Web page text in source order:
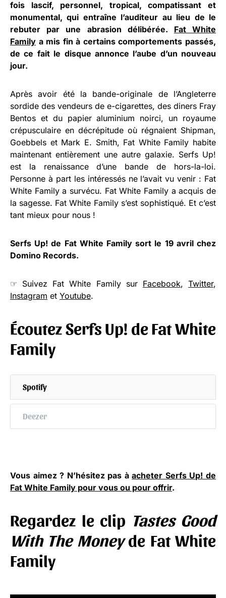
fois lascif, personnel, tropical, compatissant et
monumental, qui entraîne l’auditeur au lieu de le
rebuter par une abrasion délibérée. Fat White
Family a mis fin à certains comportements passés,
de ce fait le disque annonce l’aube d’un nouveau
jour.
Après avoir été la bande-originale de l’Angleterre
sordide des vendeurs de e-cigarettes, des diners Fray
Bentos et du papier aluminium noirci, un royaume
crépusculaire en décrépitude où régnaient Shipman,
Goebbels et Mark E. Smith, Fat White Family habite
maintenant entièrement une autre galaxie. Serfs Up!
est la renaissance d’une bande de hors-la-loi.
Personne à part les intéressés ne l’avait vu venir : Fat
White Family a survécu. Fat White Family a acquis de
la sagesse. Fat White Family s’est sophistiqué. Et c’est
tant mieux pour nous !
Serfs Up! de Fat White Family sort le 19 avril chez
Domino Records.
☞ Suivez Fat White Family sur Facebook,Twitter,
Instagram et Youtube.
ÉcoutezSerfs Up! de Fat White
Family
Spotify
Deezer
Vous aimez ? N’hésitez pas àacheter Serfs Up! de
Fat White Family pour vous ou pour offrir.
Regardez le clip Tastes Good
With The Moneyde Fat White
Family